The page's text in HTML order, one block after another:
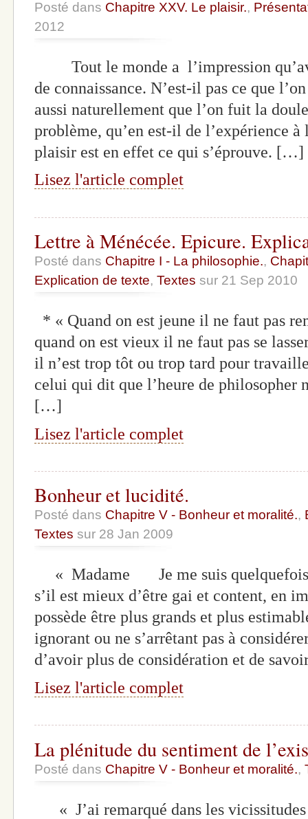
Posté dans Chapitre XXV. Le plaisir.,
2012
Tout le monde a l’impression
de connaissance. N’est-il pas ce que
aussi naturellement que l’on fuit la
problème, qu’en est-il de l’expérience
plaisir est en effet ce qui s’éprouve. […]
Lisez l'article complet
Lettre à Ménécée. Epicure.
Posté dans Chapitre I - La philosophie.,
Explication de texte, Textes sur 21 Sep 2010
* « Quand on est jeune il ne faut pas
quand on est vieux il ne faut pas se
il n’est trop tôt ou trop tard pour
celui qui dit que l’heure de philosopher
[…]
Lisez l'article complet
Bonheur et lucidité.
Posté dans Chapitre V - Bonheur et moralité.,
Textes sur 28 Jan 2009
« Madame Je me suis quelquefois
s’il est mieux d’être gai et content, en
possède être plus grands et plus
ignorant ou ne s’arrêtant pas à
d’avoir plus de considération et de
Lisez l'article complet
La plénitude du sentiment de
Posté dans Chapitre V - Bonheur et moralité.,
« J’ai remarqué dans les vicissitudes